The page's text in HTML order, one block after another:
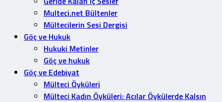
Multeci.net Bültenler
Mültecilerin Sesi Dergisi
Göç ve Hukuk
Hukuki Metinler
Göç ve hukuk
Göç ve Edebiyat
Mülteci Öyküleri
Mülteci Kadın Öyküleri: Acılar Öykülerde Kalsın